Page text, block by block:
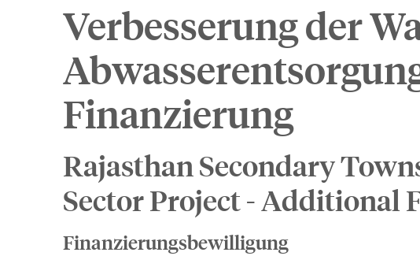
Verbesserung der
Finanzierung
Rajasthan Secondary
Sector Project - Additional
Finanzierungsbewilligung